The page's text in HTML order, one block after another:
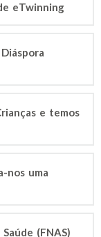
eTwinning
e temos
nos uma
(FNAS)